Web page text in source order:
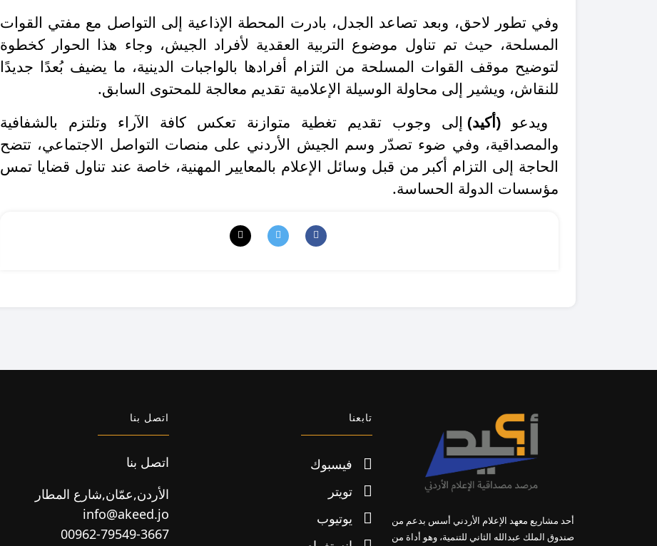
وفي تطور لاحق، وبعد تصاعد الجدل، بادرت المحطة الإذاعية إلى التواصل مع مفتي القوات
المسلحة، حيث تم تناول موضوع التربية العقدية لأفراد الجيش، وجاء هذا الحوار كخطوة
لتوضيح موقف القوات المسلحة من التزام أفرادها بالواجبات الدينية، ما يضيف بُعدًا جديدًا
للنقاش، ويشير إلى محاولة الوسيلة الإعلامية تقديم معالجة للمحتوى السابق.
ويدعو (أكيد) إلى وجوب تقديم تغطية متوازنة تعكس كافة الآراء وتلتزم بالشفافية
والمصداقية، وفي ضوء تصدّر وسم الجيش الأردني على منصات التواصل الاجتماعي، تتضح
الحاجة إلى التزام أكبر من قبل وسائل الإعلام بالمعايير المهنية، خاصة عند تناول قضايا تمس
مؤسسات الدولة الحساسة.
أحد مشاريع معهد الإعلام الأردني أسس بدعم من
صندوق الملك عبدالله الثاني للتنمية، وهو أداة من
تابعنا
فيسبوك
تويتر
يوتيوب
اتصل بنا
اتصل بنا
الأردن,عمّان,شارع المطار
info@akeed.jo
00962-79549-3667